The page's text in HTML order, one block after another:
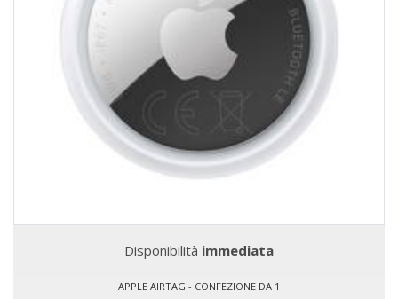
Disponibilità immediata
APPLE AIRTAG - CONFEZIONE DA 1